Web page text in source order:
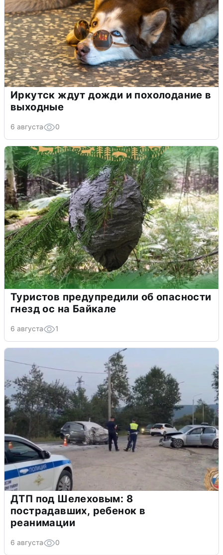
Иркутск ждут дожди и похолодание в
выходные
6 августа 0
Туристов предупредили об опасности
гнезд ос на Байкале
6 августа 1
ДТП под Шелеховым: 8
пострадавших, ребенок в
реанимации
6 августа 0